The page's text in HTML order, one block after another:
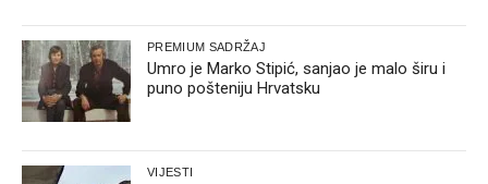
PREMIUM SADRŽAJ
Umro je Marko Stipić, sanjao je malo širu i
puno pošteniju Hrvatsku
VIJESTI